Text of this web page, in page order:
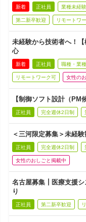
新着 正社員 業種未経
第二新卒歓迎 リモートワ
未経験から技術者へ！
心
新着 正社員 職種・業
リモートワーク可 女性の
【制御ソフト設計（
正社員 完全週休2日制
＜三河限定募集＞未経
正社員 完全週休2日制
女性のおしごと掲載中
名古屋募集┃医療支援
り
正社員 第二新卒歓迎